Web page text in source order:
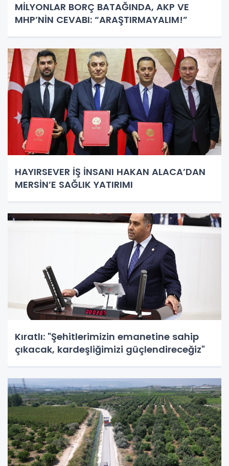
MİLYONLAR BORÇ BATAĞINDA, AKP VE
MHP’NİN CEVABI: “ARAŞTIRMAYALIM!”
HAYIRSEVER İŞ İNSANI HAKAN ALACA’DAN
MERSİN’E SAĞLIK YATIRIMI
Kıratlı: "Şehitlerimizin emanetine sahip
çıkacak, kardeşliğimizi güçlendireceğiz"